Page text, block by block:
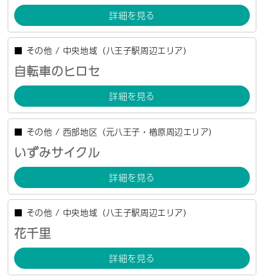
詳細を見る
■ その他 / 中央地域（八王子駅周辺エリア）
自転車のヒロセ
詳細を見る
■ その他 / 西部地区（元八王子・楢原周辺エリア）
いずみサイクル
詳細を見る
■ その他 / 中央地域（八王子駅周辺エリア）
花千里
詳細を見る